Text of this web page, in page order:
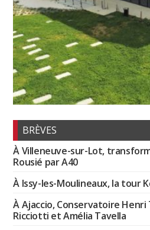
BRÈVES
À Villeneuve-sur-Lot,
Rousié par A40
À Issy-les-Moulineaux, la tour
À Ajaccio, Conservatoire Henri
Ricciotti et Amélia Tavella